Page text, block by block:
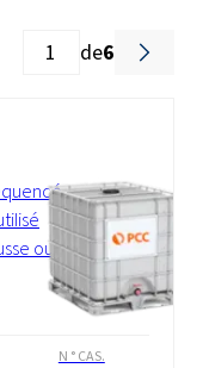
de6
ou
N ° CAS.